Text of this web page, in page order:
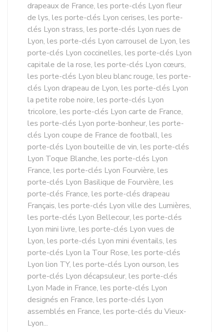
drapeaux de France, les porte-clés Lyon fleur
de lys, les porte-clés Lyon cerises, les porte-
clés Lyon strass, les porte-clés Lyon rues de
Lyon, les porte-clés Lyon carrousel de Lyon, les
porte-clés Lyon coccinelles, les porte-clés Lyon
capitale de la rose, les porte-clés Lyon cœurs,
les porte-clés Lyon bleu blanc rouge, les porte-
clés Lyon drapeau de Lyon, les porte-clés Lyon
la petite robe noire, les porte-clés Lyon
tricolore, les porte-clés Lyon carte de France,
les porte-clés Lyon porte-bonheur, les porte-
clés Lyon coupe de France de football, les
porte-clés Lyon bouteille de vin, les porte-clés
Lyon Toque Blanche, les porte-clés Lyon
France, les porte-clés Lyon Fourvière, les
porte-clés Lyon Basilique de Fourvière, les
porte-clés France, les porte-clés drapeau
Français, les porte-clés Lyon ville des Lumières,
les porte-clés Lyon Bellecour, les porte-clés
Lyon mini livre, les porte-clés Lyon vues de
Lyon, les porte-clés Lyon mini éventails, les
porte-clés Lyon la Tour Rose, les porte-clés
Lyon lion TY, les porte-clés Lyon ourson, les
porte-clés Lyon décapsuleur, les porte-clés
Lyon Made in France, les porte-clés Lyon
designés en France, les porte-clés Lyon
assemblés en France, les porte-clés du Vieux-
Lyon...